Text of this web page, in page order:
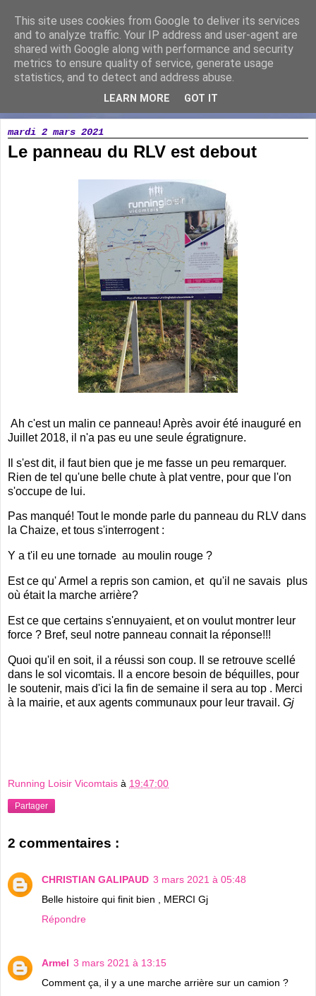
Running Loisir Vicomtais
Association de course à pied à la Chaize le Vicomte
mardi 2 mars 2021
Le panneau du RLV est debout
Ah c'est un malin ce panneau! Après avoir été inauguré en
Juillet 2018, il n'a pas eu une seule égratignure.
Il s'est dit, il faut bien que je me fasse un peu remarquer.
Rien de tel qu'une belle chute à plat ventre, pour que l'on
s'occupe de lui.
Pas manqué! Tout le monde parle du panneau du RLV dans
la Chaize, et tous s'interrogent :
Y a t'il eu une tornade au moulin rouge ?
Est ce qu' Armel a repris son camion, et qu'il ne savais plus
où était la marche arrière?
Est ce que certains s'ennuyaient, et on voulut montrer leur
force ? Bref, seul notre panneau connait la réponse!!!
Quoi qu'il en soit, il a réussi son coup. Il se retrouve scellé
dans le sol vicomtais. Il a encore besoin de béquilles, pour
le soutenir, mais d'ici la fin de semaine il sera au top . Merci
à la mairie, et aux agents communaux pour leur travail. Gj
Running Loisir Vicomtais à 19:47:00
Partager
2 commentaires :
CHRISTIAN GALIPAUD 3 mars 2021 à 05:48
Belle histoire qui finit bien , MERCI Gj
Répondre
Armel 3 mars 2021 à 13:15
Comment ça, il y a une marche arrière sur un camion ?
This site uses cookies from Google to deliver its services
and to analyze traffic. Your IP address and user-agent are
shared with Google along with performance and security
metrics to ensure quality of service, generate usage
statistics, and to detect and address abuse.
LEARN MORE GOT IT